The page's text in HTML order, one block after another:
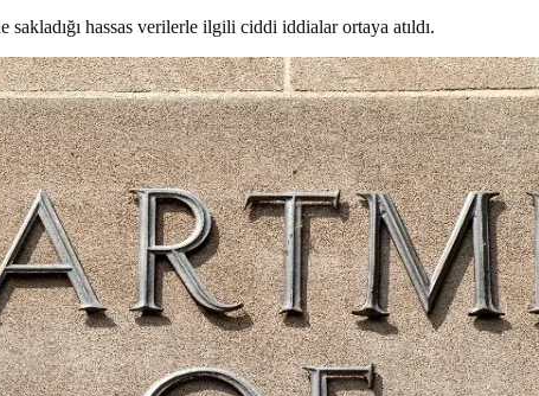
hassas verilerle ilgili ciddi iddialar ortaya atıldı.